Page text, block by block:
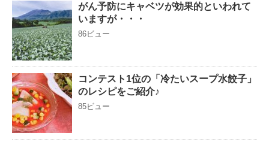
がん予防にキャベツが効果的といわれて
いますが・・・
86ビュー
コンテスト1位の「冷たいスープ水餃子」
のレシピをご紹介♪
85ビュー